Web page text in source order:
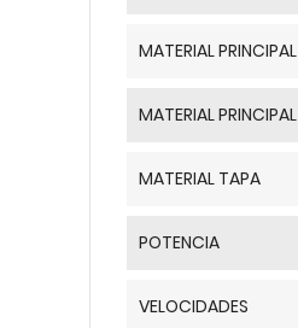
MATERIAL PRINCIPAL
MATERIAL PRINCIPAL
MATERIAL TAPA
POTENCIA
VELOCIDADES